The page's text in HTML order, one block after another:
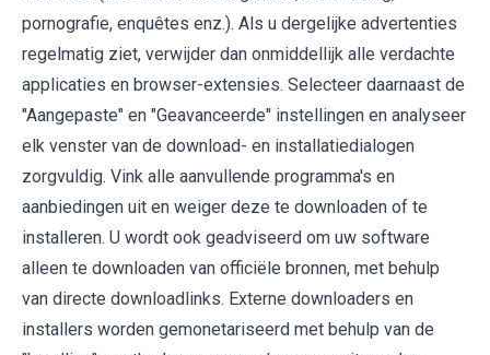
pornografie, enquêtes enz.). Als u dergelijke advertenties
regelmatig ziet, verwijder dan onmiddellijk alle verdachte
applicaties en browser-extensies. Selecteer daarnaast de
"Aangepaste" en "Geavanceerde" instellingen en analyseer
elk venster van de download- en installatiedialogen
zorgvuldig. Vink alle aanvullende programma's en
aanbiedingen uit en weiger deze te downloaden of te
installeren. U wordt ook geadviseerd om uw software
alleen te downloaden van officiële bronnen, met behulp
van directe downloadlinks. Externe downloaders en
installers worden gemonetariseerd met behulp van de